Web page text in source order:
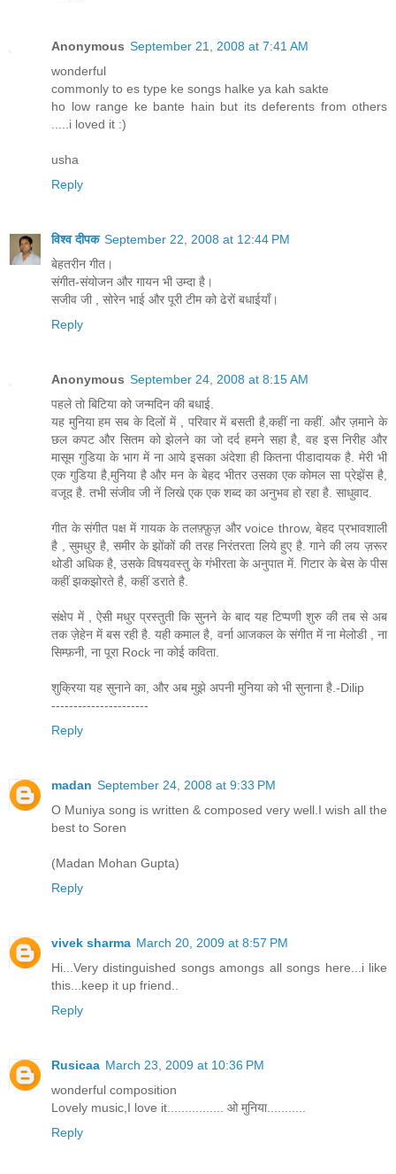
Anonymous September 21, 2008 at 7:41 AM
wonderful
commonly to es type ke songs halke ya kah sakte
ho low range ke bante hain but its deferents from others
.....i loved it :)
usha
Reply
विश्व दीपक September 22, 2008 at 12:44 PM
बेहतरीन गीत।
संगीत-संयोजन और गायन भी उम्दा है।
सजीव जी , सोरेन भाई और पूरी टीम को ढेरों बधाईयाँ।
Reply
Anonymous September 24, 2008 at 8:15 AM
पहले तो बिटिया को जन्मदिन की बधाई.
यह मुनिया हम सब के दिलों में , परिवार में बसती है,कहीं ना कहीं. और ज़माने के
छल कपट और सितम को झेलने का जो दर्द हमने सहा है, वह इस निरीह और
मासूम गुडिया के भाग में ना आये इसका अंदेशा ही कितना पीडादायक है. मेरी भी
एक गुडिया है,मुनिया है और मन के बेहद भीतर उसका एक कोमल सा प्रेझेंस है,
वजूद है. तभी संजीव जी नें लिखे एक एक शब्द का अनुभव हो रहा है. साधुवाद.
गीत के संगीत पक्ष में गायक के तलफ़्फ़ुज़ और voice throw, बेहद प्रभावशाली
है , सुमधुर है, समीर के झोंकों की तरह निरंतरता लिये हुए है. गाने की लय ज़रूर
थोडी अधिक है, उसके विषयवस्तु के गंभीरता के अनुपात में. गिटार के बेस के पीस
कहीं झकझोरते है, कहीं डराते है.
संक्षेप में , ऐसी मधुर प्रस्तुती कि सुनने के बाद यह टिप्पणी शुरु की तब से अब
तक ज़ेहेन में बस रही है. यही कमाल है, वर्ना आजकल के संगीत में ना मेलोडी , ना
सिम्फ़नी, ना पूरा Rock ना कोई कविता.
शुक्रिया यह सुनाने का, और अब मुझे अपनी मुनिया को भी सुनाना है.-Dilip
----------------------
Reply
madan September 24, 2008 at 9:33 PM
O Muniya song is written & composed very well.I wish all the
best to Soren
(Madan Mohan Gupta)
Reply
vivek sharma March 20, 2009 at 8:57 PM
Hi...Very distinguished songs amongs all songs here...i like
this...keep it up friend..
Reply
Rusicaa March 23, 2009 at 10:36 PM
wonderful composition
Lovely music,I love it................ ओ मुनिया...........
Reply